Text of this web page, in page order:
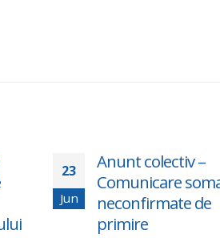
Anunt colectiv –
Comunicare somatii
neconfirmate de
primire